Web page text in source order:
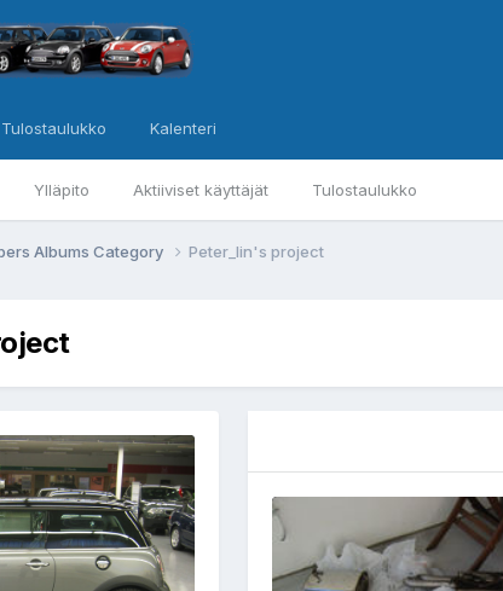
Ylläpito Aktiiviset käyttäjät Tulostaulukko
Tulostaulukko Kalenteri
Albums Category Peter_lin's project